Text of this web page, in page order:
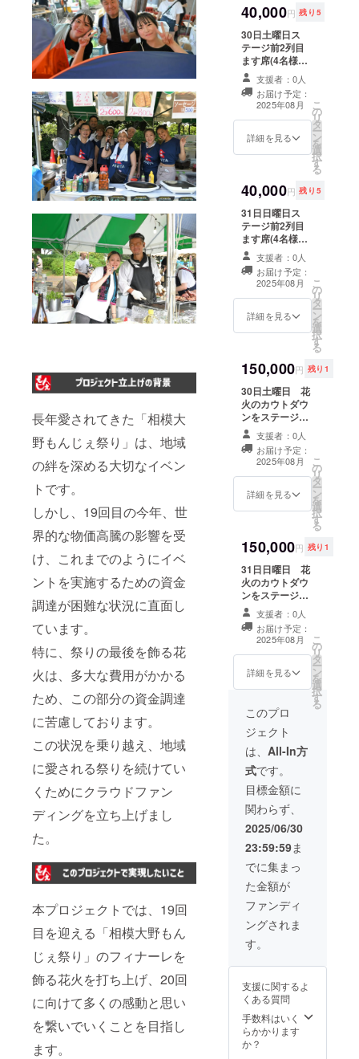
長年愛されてきた「相模大
野もんじぇ祭り」は、地域
の絆を深める大切なイベン
トです。
しかし、19回目の今年、世
界的な物価高騰の影響を受
け、これまでのようにイベ
ントを実施するための資金
調達が困難な状況に直面し
ています。
特に、祭りの最後を飾る花
火は、多大な費用がかかる
ため、この部分の資金調達
に苦慮しております。
この状況を乗り越え、地域
に愛される祭りを続けてい
くためにクラウドファン
ディングを立ち上げまし
た。
本プロジェクトでは、19回
目を迎える「相模大野もん
じぇ祭り」のフィナーレを
飾る花火を打ち上げ、20回
に向けて多くの感動と思い
を繋いでいくことを目指し
ます。
Lsize/身
幅55/肩
幅50/袖
丈22/丸
胴仕様
・
XLsize/
身丈77/
身幅58/
肩幅54/
袖丈24/
品生地
によっ
て１-２
㎝前後
の誤差
が生じ
ます タ
オルサ
横幅84/
縦幅34
※商品生
性に
よって
１-２㎝
前後の
誤差が
生じま
す オリ
ジナル
ステッ
イズ 横
幅8.5㎝/
紙で作
成しま
す。
の指示に従って
いただきます。
※雨天開催時、中
止時の返金、振
替の対応は行
なっておりませ
ん。
40,000円 残り5
30日土曜日ス
テージ前2列目
ます席(4名様程
度) ※場所のご指
定はご遠慮いた
だいておりま
す。 ※高さのあ
る椅子の持ち込
み、テント不
の指示に従って
いただきます。
※雨天開催時、中
止時の返金、振
替の対応は行
なっておりませ
ん。
支援者：0人
お届け予定：
2025年08月
詳細を見る
こ
の
リ
タ
ー
ン
を
選
択
す
る
40,000円 残り5
31日日曜日ス
テージ前2列目
ます席(4名様程
度) ※場所のご指
定はご遠慮いた
だいておりま
す。 ※高さのあ
る椅子の持ち込
み、テント不
の指示に従って
いただきます。
※雨天開催時、中
止時の返金、振
替の対応は行
なっておりませ
ん。
支援者：0人
お届け予定：
2025年08月
詳細を見る
こ
の
リ
タ
ー
ン
を
選
択
す
る
150,000円 残り1
30日土曜日 花
火のカウトダウ
ンをステージの
上で出来る限定1
名(1組最大3名程
度) ※大トリの
アーティストと
一緒にカウント
ダウンができま
す。3名以上での
談の上での判断
となります。 ※
天候により中止
となる場合があ
ります。その場
合はもんじぇ祭
りオリジナル
グッズ詰め合わ
せにての対応と
んじぇグッズ内
容：アーティス
シャツ、アー
ティストサイン
入りフェスタオ
ル、オリジナル
トートバッグ、
オリジナルハッ
ト、ステッカー
（内容数は減る
ことはありませ
んが一部変更す
る場合がござい
ます。） ※Tシャ
ツのサイズに関
しましては中止
のご連絡をおこ
なった際にお伺
い致します。 T
シャツサイズ表
・Msize/身丈69/
袖丈20/丸胴仕様
・Lsize/身丈73/
身幅55/肩幅50/
袖丈22/丸胴仕様
・XLsize/身丈
77/身幅58/肩幅
54/袖丈24/丸胴
支援者：0人
お届け予定：
2025年08月
詳細を見る
こ
の
リ
タ
ー
ン
を
選
択
す
る
150,000円 残り1
31日日曜日 花
火のカウトダウ
ンをステージの
上で出来る限定1
名(1組最大3名程
度) ※大トリの
アーティストと
一緒にカウント
ダウンができま
す。3名以上での
は安全上、ご相
談の上での判断
となります。 ※
天候により中止
となる場合があ
ります。その場
合はもんじぇ祭
りオリジナル
グッズ詰め合わ
せにての対応と
んじぇグッズ内
容：アーティス
トサイン入りT
シャツ、アー
ティストサイン
入りフェスタオ
ル、オリジナル
トートバッグ、
オリジナルハッ
ト、ステッカー
（内容数は減る
ことはありませ
んが一部変更す
る場合がござい
ます。） ※Tシャ
ツのサイズに関
支援者：0人
お届け予定：
2025年08月
詳細を見る
こ
の
リ
タ
ー
ン
を
選
択
す
る
このプロ
ジェクト
は、 All-In方
式です。
目標金額に
関わらず、
2025/06/30
23:59:59ま
でに集まっ
た金額が
ファンディ
ングされま
す。
支援に関するよ
くある質問
手数料はいく
らかかります
か？